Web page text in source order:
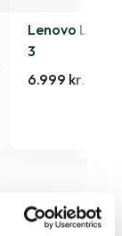
Lenovo
3
6.999 kr.